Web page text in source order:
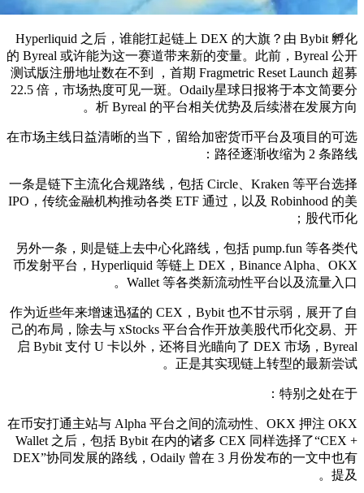
Hyperliquid 之后，谁能扛起链上 DEX 的大旗？由 Bybit 孵化
的 Byreal 或许能为这一赛道带来新的变量。此前，Byreal 公开
测试版注册地址数在不到 ，首期 Fragmetric Reset Launch 超募
22.5 倍，市场热度可见一斑。Odaily星球日报将于本文简要分
析 Byreal 的平台相关优势及后续潜在发展方向。
在市场主线日益清晰的当下，留给加密货币平台及项目的可选
路径逐渐收缩为 2 条路线：
一条是链下主流化合规路线，包括 Circle、Kraken 等平台选择
IPO，传统金融机构推动各类 ETF 通过，以及 Robinhood 的美
股代币化；
另外一条，则是链上去中心化路线，包括 pump.fun 等各类代
币发射平台，Hyperliquid 等链上 DEX，Binance Alpha、OKX
Wallet 等各类新流动性平台以及流量入口。
作为近些年来增速迅猛的 CEX，Bybit 也不甘示弱，展开了自
己的布局，除去与 xStocks 平台合作开放美股代币化交易、开
启 Bybit 支付 U 卡以外，还将目光瞄向了 DEX 市场，Byreal
正是其实现链上转型的最新尝试。
特别之处在于：
在币安打通主站与 Alpha 平台之间的流动性、OKX 押注 OKX
Wallet 之后，包括 Bybit 在内的诸多 CEX 同样选择了“CEX +
DEX”协同发展的路线，Odaily 曾在 3 月份发布的一文中也有
提及。